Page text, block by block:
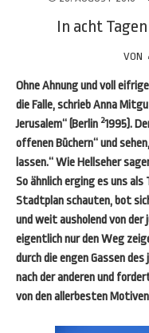
In acht
VON
Ohne Ahnung und voll
die Falle, schrieb Anna
Jerusalem“ (Berlin 21995).
offenen Büchern“ und
lassen.“ Wie Hellseher
So ähnlich erging es uns
Stadtplan schauten, bot
und weit ausholend von der
eigentlich nur den Weg
durch die engen Gassen
nach der anderen und
von den allerbesten